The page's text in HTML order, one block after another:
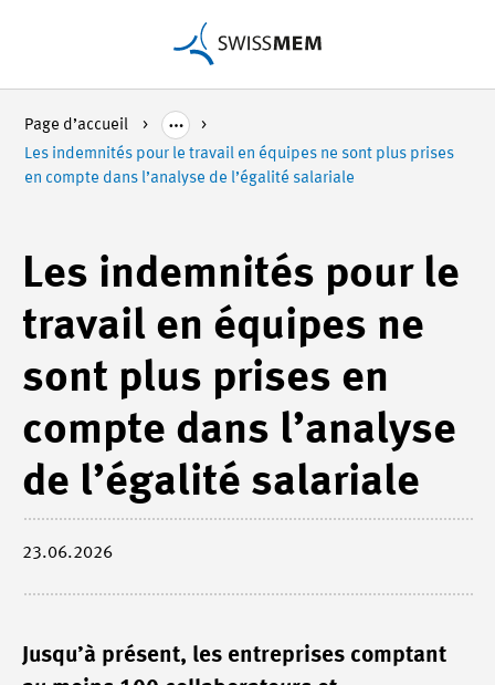
Page d’accueil
Les indemnités pour le travail en équipes ne sont plus prises
en compte dans l’analyse de l’égalité salariale
Les indemnités pour le
travail en équipes ne
sont plus prises en
compte dans l’analyse
de l’égalité salariale
23.06.2026
Jusqu’à présent, les entreprises comptant